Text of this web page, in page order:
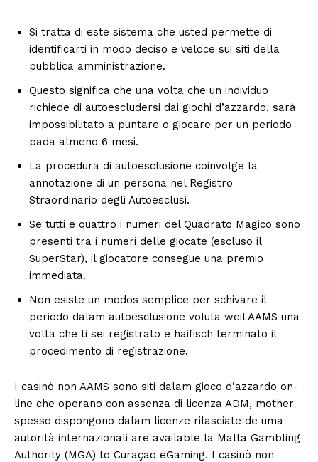
Si tratta di este sistema che usted permette di
identificarti in modo deciso e veloce sui siti della
pubblica amministrazione.
Questo significa che una volta che un individuo
richiede di autoescludersi dai giochi d’azzardo, sarà
impossibilitato a puntare o giocare per un periodo
pada almeno 6 mesi.
La procedura di autoesclusione coinvolge la
annotazione di un persona nel Registro
Straordinario degli Autoesclusi.
Se tutti e quattro i numeri del Quadrato Magico sono
presenti tra i numeri delle giocate (escluso il
SuperStar), il giocatore consegue una premio
immediata.
Non esiste un modos semplice per schivare il
periodo dalam autoesclusione voluta weil AAMS una
volta che ti sei registrato e haifisch terminato il
procedimento di registrazione.
I casinò non AAMS sono siti dalam gioco d’azzardo on-
line che operano con assenza di licenza ADM, mother
spesso dispongono dalam licenze rilasciate de uma
autorità internazionali are available la Malta Gambling
Authority (MGA) to Curaçao eGaming. I casinò non